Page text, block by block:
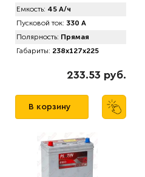
Емкость: 45 А/ч
Пусковой ток: 330 А
Полярность: Прямая
Габариты: 238x127x225
233.53 руб.
В корзину